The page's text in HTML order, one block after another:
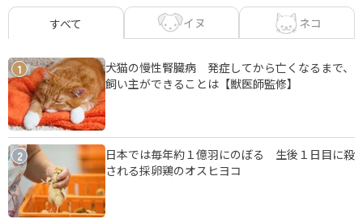
すべて イヌ ネコ
1
犬猫の慢性腎臓病 発症してから亡くなるまで、
飼い主ができることは【獣医師監修】
2
日本では毎年約１億羽にのぼる 生後１日目に殺
される採卵鶏のオスヒヨコ